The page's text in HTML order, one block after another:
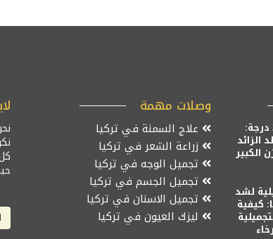
شد الجسم 360 درجة:
الزائد
الكبير
لشد
كيفية
وصلات مهمة
علاج السمنة في تركيا
زراعة الشعر في تركيا
تجميل الوجه في تركيا
تجميل الجسم في تركيا
تجميل الاسنان في تركيا
ليزك العيون في تركيا